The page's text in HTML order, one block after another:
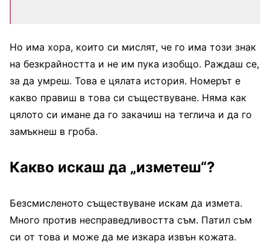
Но има хора, които си мислят, че го има този знак
на безкрайността и не им пука изобщо. Раждаш се,
за да умреш. Това е цялата история. Номерът е
какво правиш в това си съществуване. Няма как
цялото си имане да го закачиш на теглича и да го
замъкнеш в гроба.
Какво искаш да „изметеш“?
Безсмисленото съществуване искам да измета.
Много против несправедливостта съм. Патил съм
си от това и може да ме изкара извън кожата.